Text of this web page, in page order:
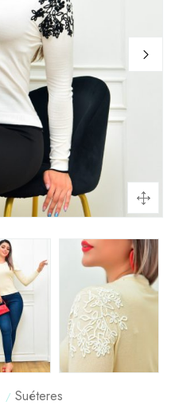
Suéteres